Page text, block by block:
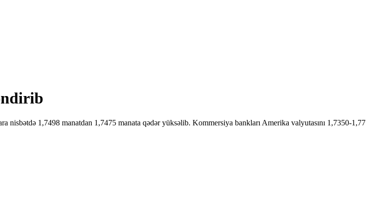
1,7498 manatdan 1,7475 manata qədər yüksəlib. Kommersiya bankları Amerika valyutasını 1,7350-1,77